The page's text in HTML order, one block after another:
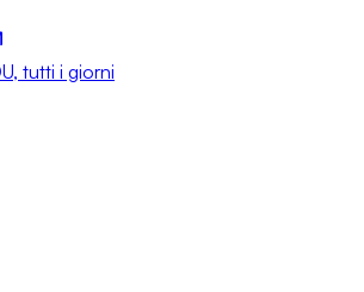
tutti i giorni